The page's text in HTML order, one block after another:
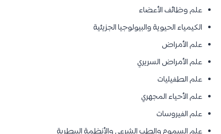
علم وظائف الأعضاء
الكيمياء الحيوية والبيولوجيا الجزيئية
علم الأمراض
علم الأمراض السريري
علم الطفيليات
علم الأحياء المجهري
علم الفيروسات